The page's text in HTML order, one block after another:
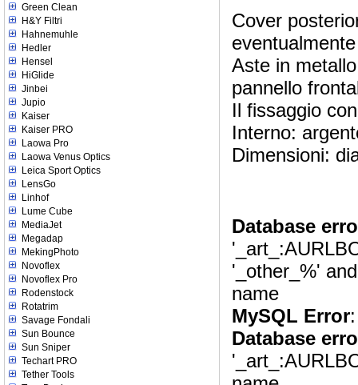
Green Clean
H&Y Filtri
Hahnemuhle
Hedler
Hensel
HiGlide
Jinbei
Jupio
Kaiser
Kaiser PRO
Laowa Pro
Laowa Venus Optics
Leica Sport Optics
LensGo
Linhof
Lume Cube
MediaJet
Megadap
MekingPhoto
Novoflex
Novoflex Pro
Rodenstock
Rotatrim
Savage Fondali
Sun Bounce
Sun Sniper
Techart PRO
Tether Tools
Cover
Aste in
pannello
Il fissaggio
Interno:
Dimensioni:
Database
'_other_%'
name
MySQL Error
Database